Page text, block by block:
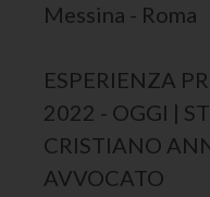
Messina - Roma
ESPERIENZA
2022 - OGGI |
CRISTIANO
AVVOCATO